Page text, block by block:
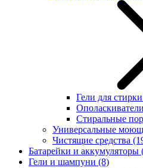
Гели для стирки
Ополаскиватели
Стиральные
Универсальные
Чистящие средства
Батарейки и аккумуляторы
Гели и шампуни (8)